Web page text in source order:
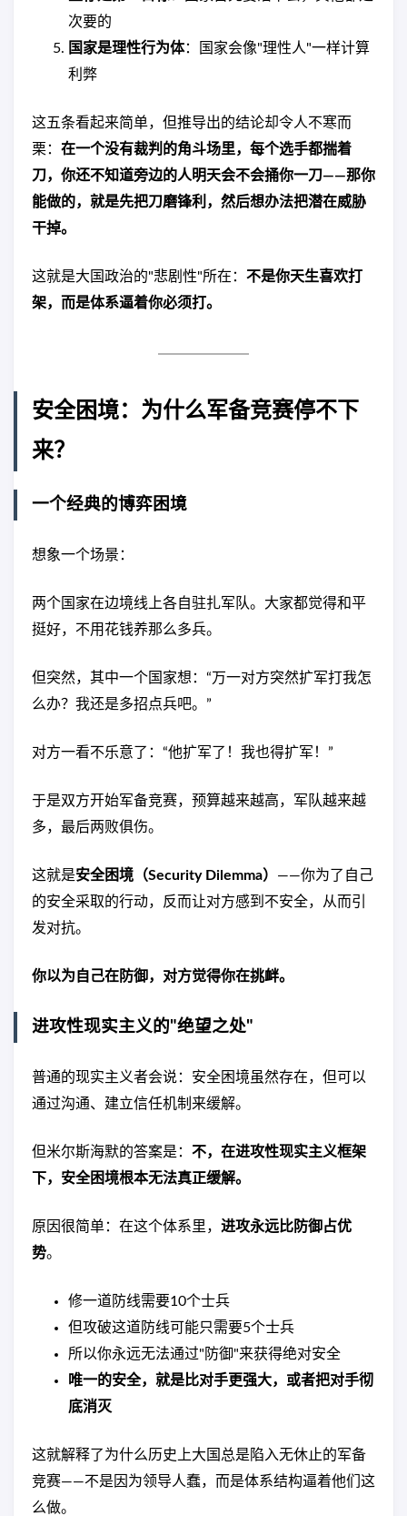
次要的
国家是理性行为体：国家会像"理性人"一样计算
利弊
这五条看起来简单，但推导出的结论却令人不寒而
栗： 在一个没有裁判的角斗场里，每个选手都揣着
刀，你还不知道旁边的人明天会不会捅你一刀——那你
能做的，就是先把刀磨锋利，然后想办法把潜在威胁
干掉。
这就是大国政治的"悲剧性"所在： 不是你天生喜欢打
架，而是体系逼着你必须打。
安全困境：为什么军备竞赛停不下
来？
一个经典的博弈困境
想象一个场景：
两个国家在边境线上各自驻扎军队。大家都觉得和平
挺好，不用花钱养那么多兵。
但突然，其中一个国家想：“万一对方突然扩军打我怎
么办？我还是多招点兵吧。”
对方一看不乐意了：“他扩军了！我也得扩军！”
于是双方开始军备竞赛，预算越来越高，军队越来越
多，最后两败俱伤。
这就是安全困境（Security Dilemma） ——你为了自己
的安全采取的行动，反而让对方感到不安全，从而引
发对抗。
你以为自己在防御，对方觉得你在挑衅。
进攻性现实主义的"绝望之处"
普通的现实主义者会说：安全困境虽然存在，但可以
通过沟通、建立信任机制来缓解。
但米尔斯海默的答案是： 不，在进攻性现实主义框架
下，安全困境根本无法真正缓解。
原因很简单：在这个体系里， 进攻永远比防御占优
势。
修一道防线需要10个士兵
但攻破这道防线可能只需要5个士兵
所以你永远无法通过"防御"来获得绝对安全
唯一的安全，就是比对手更强大，或者把对手彻
底消灭
这就解释了为什么历史上大国总是陷入无休止的军备
竞赛——不是因为领导人蠢，而是体系结构逼着他们这
么做。